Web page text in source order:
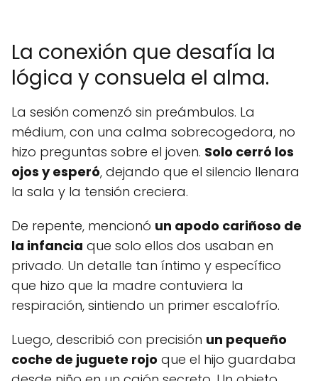
La conexión que desafía la
lógica y consuela el alma.
La sesión comenzó sin preámbulos. La
médium, con una calma sobrecogedora, no
hizo preguntas sobre el joven. Solo cerró los
ojos y esperó, dejando que el silencio llenara
la sala y la tensión creciera.
De repente, mencionó un apodo cariñoso de
la infancia que solo ellos dos usaban en
privado. Un detalle tan íntimo y específico
que hizo que la madre contuviera la
respiración, sintiendo un primer escalofrío.
Luego, describió con precisión un pequeño
coche de juguete rojo que el hijo guardaba